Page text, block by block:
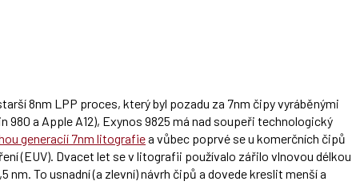
8nm LPP proces, který byl pozadu za 7nm čipy vyráběnými
980 a Apple A12), Exynos 9825 má nad soupeři technologický
generacií 7nm litografiea vůbec poprvé se u komerčních čipů
(EUV). Dvacet let se v litografii používalo zářilo vlnovou délkou
nm. To usnadní (a zlevní) návrh čipů a dovede kreslit menší a